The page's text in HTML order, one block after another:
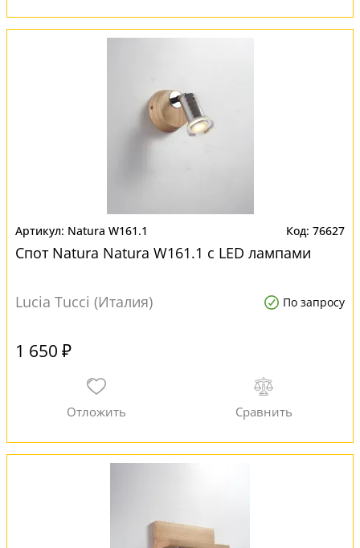
Natura W161.1 76627
Спот Natura Natura W161.1 с LED лампами
Lucia Tucci (Италия) По запросу
1 650 ₽